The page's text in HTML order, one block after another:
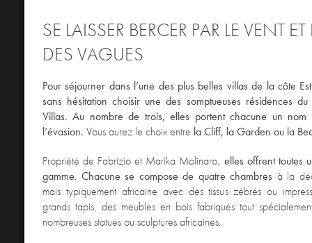
SE LAISSER BERCER PAR LE VENT ET
DES VAGUES
Pour séjourner dans l’une des plus belles villas de la côte
sans hésitation choisir une des somptueuses résidences
Villas. Au nombre de trois, elles portent chacune un
l’évasion. Vous aurez le choix entre la Cliff, la Garden ou la
Propriété de Fabrizio et Marika Molinaro, elles offrent toutes
gamme. Chacune se compose de quatre chambres à la
mais typiquement africaine avec des tissus zébrés ou
grands tapis, des meubles en bois fabriqués tout
nombreuses statues ou sculptures africaines.